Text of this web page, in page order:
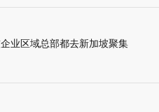
业区域总部都去新加坡聚集